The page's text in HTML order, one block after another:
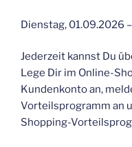
Dienstag, 01.09.2026
Jederzeit kannst Du
Lege Dir im Online-
Kundenkonto an,
Vorteilsprogramm an
Shopping-